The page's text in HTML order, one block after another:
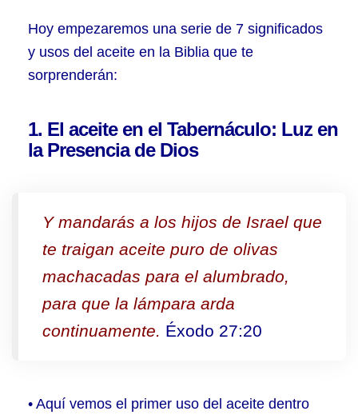
el
mal
odia
tanto
el
Aceite
de
la
Luz?
Hoy empezaremos una serie de 7 significados
y usos del aceite en la Biblia que te
sorprenderán:
1. El aceite en el Tabernáculo: Luz en
la Presencia de Dios
Y mandarás a los hijos de Israel que
te traigan aceite puro de olivas
machacadas para el alumbrado,
para que la lámpara arda
continuamente. Éxodo 27:20
• Aquí vemos el primer uso del aceite dentro